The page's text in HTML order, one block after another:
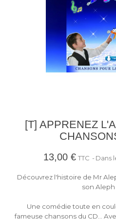
[T] APPRENEZ
13,00 € TTC Dans
Découvrez l'histoire de Mr
son Aleph
Une comédie toute en
fameuse chansons du CD...